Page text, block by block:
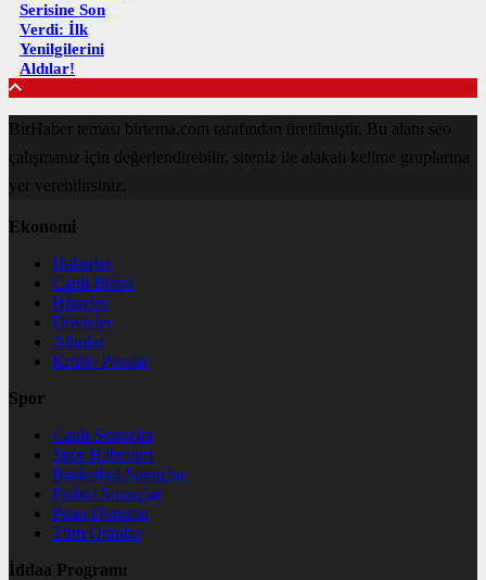
Serisine Son
Verdi: İlk
Yenilgilerini
Aldılar!
BirHaber teması birtema.com tarafından üretilmiştir. Bu alanı seo
çalışmanız için değerlendirebilir, siteniz ile alakalı kelime gruplarına
yer verebilirsiniz.
Ekonomi
Haberler
Canlı Borsa
Hisseler
Dövizler
Altınlar
Kripto Paralar
Spor
Canlı Sonuçlar
Spor Haberleri
Basketbol Sonuçlar
Futbol Sonuçlar
Puan Durumu
Tüm Oranlar
İddaa Programı